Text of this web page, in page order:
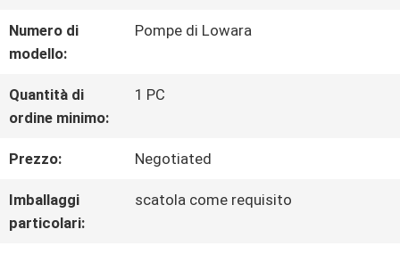
GIRO
DELLA
FABBRICA
CONTROLLO
DI
Numero di
modello:
Pompe di Lowara
Quantità di
ordine minimo:
1 PC
Prezzo: Negotiated
Imballaggi
particolari:
scatola come requisito